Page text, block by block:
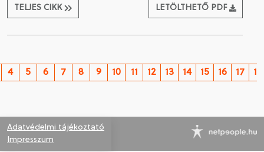
TELJES CIKK LETÖLTHETŐ PDF
4 5 6 7 8 9 10 11 12 13 14 15 16 17 18
Adatvédelmi tájékoztató
Impresszum